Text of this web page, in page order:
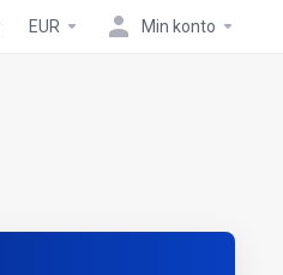
EUR Min konto